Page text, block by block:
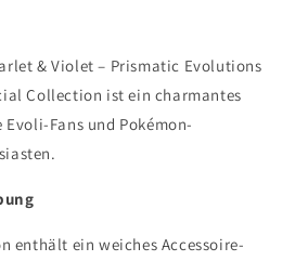
& Violet – Prismatic Evolutions
Collection ist ein charmantes
Fans und Pokémon-
enthält ein weiches Accessoire-